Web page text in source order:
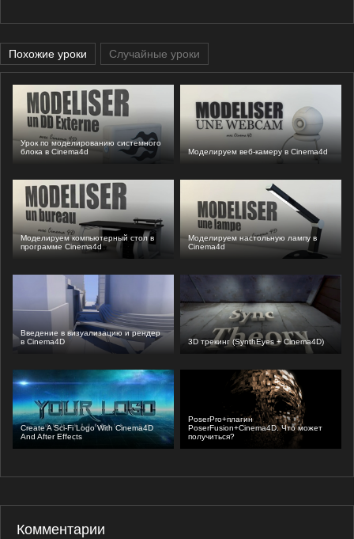
Похожие уроки Случайные уроки
Урок по моделированию системного
блока в Cinema4d
Моделируем веб-камеру в Cinema4d
Моделируем компьютерный стол в
программе Cinema4d
Моделируем настольную лампу в
Cinema4d
Введение в визуализацию и рендер
в Cinema4D
3D трекинг (SynthEyes + Cinema4D)
Create A Sci-Fi Logo With Cinema4D
And After Effects
PoserPro+плагин
PoserFusion+Cinema4D. Что может
получиться?
Комментарии